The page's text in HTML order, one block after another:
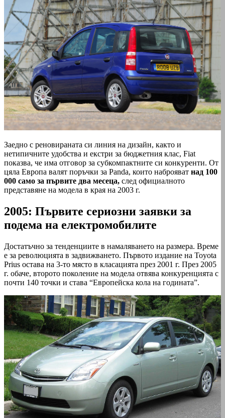
Заедно с реновираната си линия на дизайн, както и
нетипичните удобства и екстри за бюджетния клас, Fiat
показва, че има отговор за субкомпактните си конкуренти. От
цяла Европа валят поръчки за Panda, които наброяват над 100
000 само за първите два месеца, след официалното
представяне на модела в края на 2003 г.
2005: Първите сериозни заявки за
подема на електромобилите
Достатъчно за тенденциите в намаляването на размера. Време
е за революцията в задвижването. Първото издание на Toyota
Prius остава на 3-то място в класацията през 2001 г. През 2005
г. обаче, второто поколение на модела отвява конкуренцията с
почти 140 точки и става “Европейска кола на годината”.